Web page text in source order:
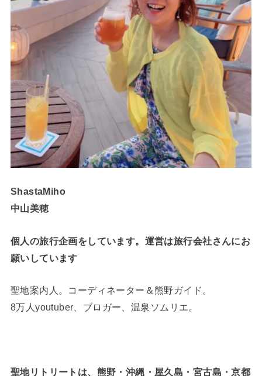
ShastaMiho
中山美穂
個人の旅行企画をしています。運営は旅行会社さんにお
願いしています
聖地案内人。コーディネーター＆熊野ガイド。
8万人youtuber、ブロガー、温泉ソムリエ。
聖地リトリートは、熊野・沖縄・屋久島・宮古島・京都